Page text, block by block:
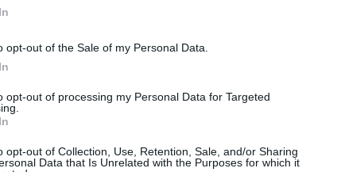
opt-out of the Sale of my Personal Data.
opt-out of processing my Personal Data for Targeted
opt-out of Collection, Use, Retention, Sale, and/or Sharing
Data that Is Unrelated with the Purposes for which it
MULTIMEDIA
Gallerie Fotografiche
COMUNITÀ
Foto dei lettori